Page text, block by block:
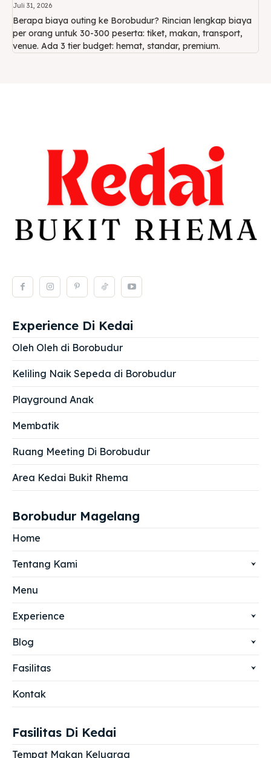
Juli 31, 2026
Berapa biaya outing ke Borobudur? Rincian lengkap biaya
per orang untuk 30-300 peserta: tiket, makan, transport,
venue. Ada 3 tier budget: hemat, standar, premium.
Experience Di Kedai
Oleh Oleh di Borobudur
Keliling Naik Sepeda di Borobudur
Playground Anak
Membatik
Ruang Meeting Di Borobudur
Area Kedai Bukit Rhema
Borobudur Magelang
Home
Tentang Kami
Menu
Experience
Blog
Fasilitas
Kontak
Fasilitas Di Kedai
Tempat Makan Keluarga